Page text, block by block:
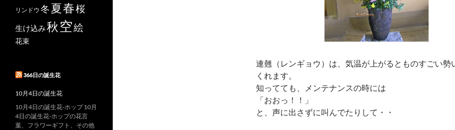
連翹（レンギョウ）は、気温が上がるとものすごい勢
くれます。
知ってても、メンテナンスの時には
「おおっ！！」
と、声に出さずに叫んでたりして・・
リンドウ 冬夏春桜
生け込み秋 空絵
花束
366日の誕生花
10月4日の誕生花
10月4日の誕生花-ホップ 10月
4日の誕生花-ホップの花言
葉、フラワーギフト、その他